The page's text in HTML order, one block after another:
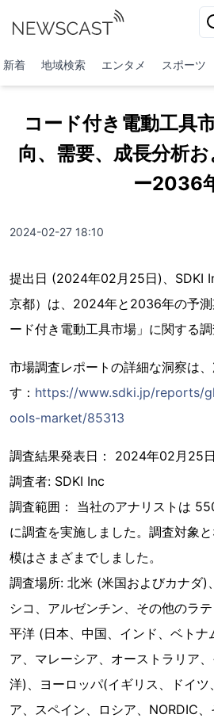
新着 地域検索 エンタメ スポーツ
コード付き電動工具
向、需要、成長分析
ー2036
2024-02-27 18:10
提出日 (2024年02月25日)、SDKI
京都）は、2024年と2036年の予測
ード付き電動工具市場」に関する調
市場調査レポートの詳細な洞察は
す： https://www.sdki.jp/reports/
ools-market/85313
調査結果発表日： 2024年02月25日
調査者: SDKI Inc
調査範囲： 当社のアナリストは
に調査を実施しました。調査対象
模はさまざまでしました。
調査場所: 北米 (米国およびカナダ)
シコ、アルゼンチン、その他のラ
平洋 (日本、中国、インド、ベトナ
ア、マレーシア、オーストラリア
洋)、ヨーロッパ(イギリス、ドイツ
ア、スペイン、ロシア、NORDIC、